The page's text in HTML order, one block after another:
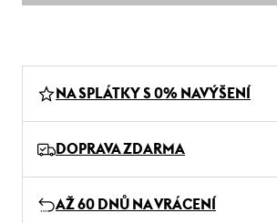
NA SPLÁTKY S 0% NAVÝŠENÍ
DOPRAVA ZDARMA
AŽ 60 DNŮ NA VRÁCENÍ